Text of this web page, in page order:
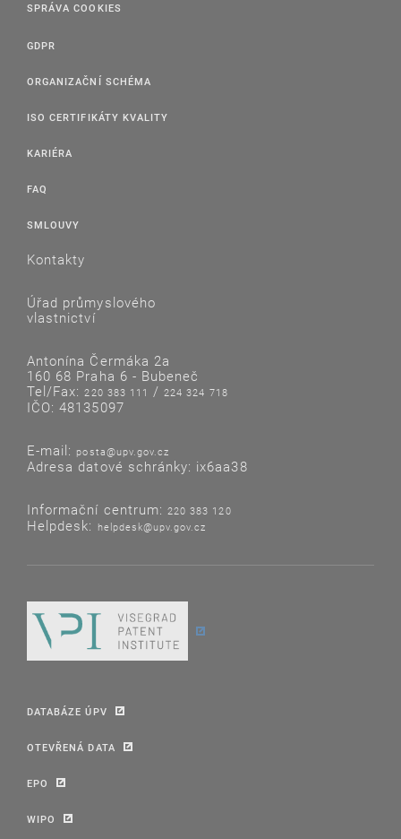
SPRÁVA COOKIES
GDPR
ORGANIZAČNÍ SCHÉMA
ISO CERTIFIKÁTY KVALITY
KARIÉRA
FAQ
SMLOUVY
Kontakty
Úřad průmyslového
vlastnictví
Antonína Čermáka 2a
160 68 Praha 6 - Bubeneč
Tel/Fax:220 383 111 /224 324 718
IČO: 48135097
E-mail: posta@upv.gov.cz
Adresa datové schránky: ix6aa38
Informační centrum: 220 383 120
Helpdesk: helpdesk@upv.gov.cz
DATABÁZE ÚPV
OTEVŘENÁ DATA
EPO
WIPO